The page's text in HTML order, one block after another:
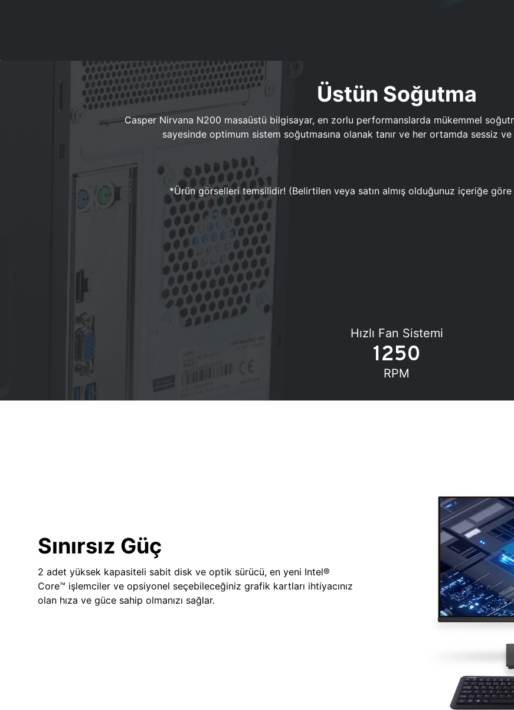
Üstün Soğutma
Casper Nirvana N200 masaüstü bilgisayar, en zorlu performanslarda mükemmel
sayesinde optimum sistem soğutmasına olanak tanır ve her ortamda sessiz ve
*Ürün görselleri temsilidir! (Belirtilen veya satın almış olduğunuz içeriğe
Hızlı Fan Sistemi
1250
RPM
Sınırsız Güç
2 adet yüksek kapasiteli sabit disk ve optik sürücü, en yeni Intel®
Core™ işlemciler ve opsiyonel seçebileceğiniz grafik kartları ihtiyacınız
olan hıza ve güce sahip olmanızı sağlar.